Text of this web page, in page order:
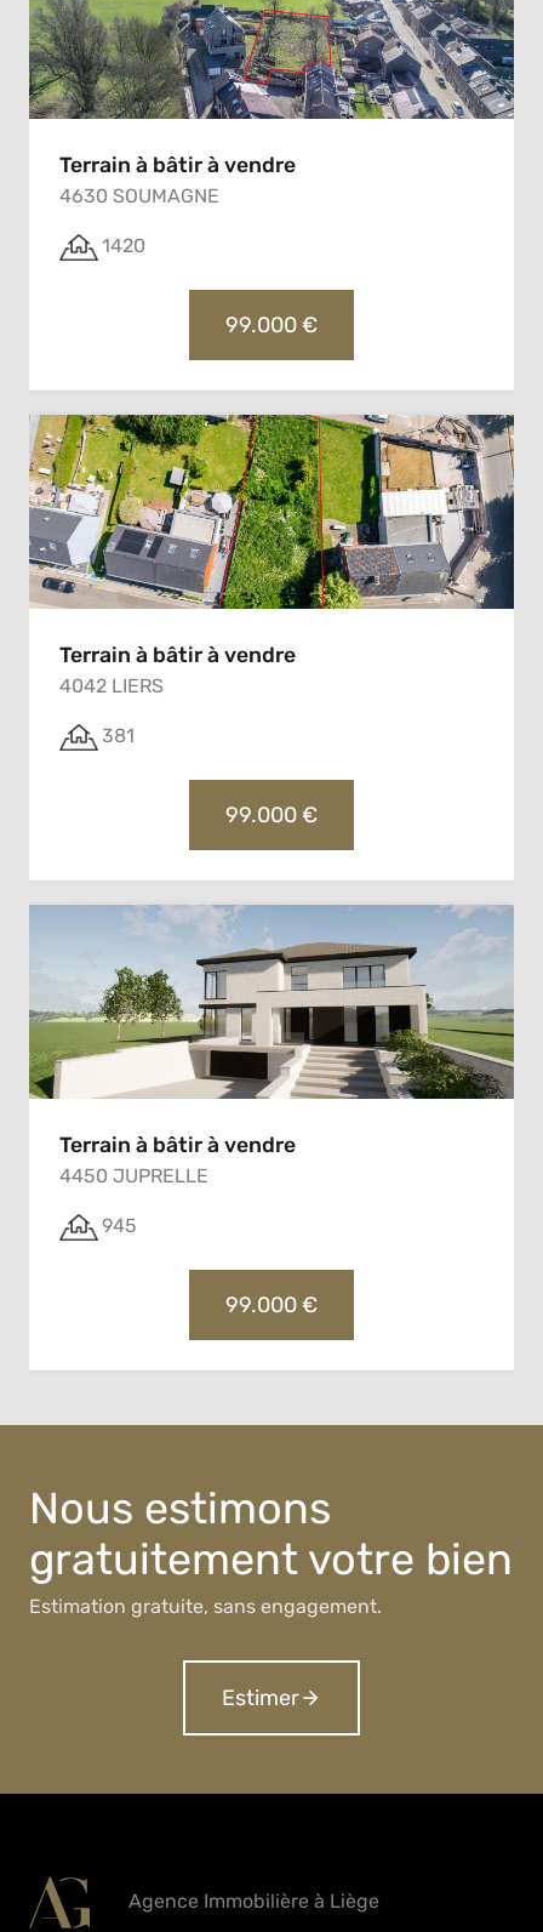
Terrain à bâtir à vendre
4630 SOUMAGNE
1420
99.000 €
Terrain à bâtir à vendre
4042 LIERS
381
99.000 €
Terrain à bâtir à vendre
4450 JUPRELLE
945
99.000 €
Nous estimons
gratuitement votre bien
Estimation gratuite, sans engagement.
Estimer
Agence Immobilière à Liège